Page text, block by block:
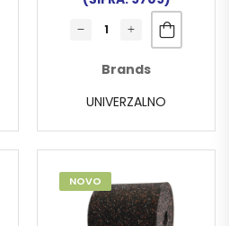
Brands
UNIVERZALNO
NOVO